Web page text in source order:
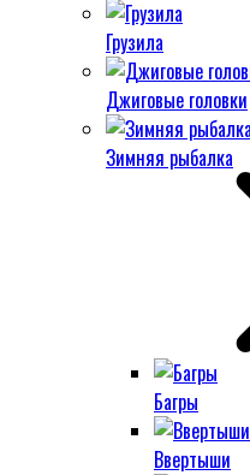
Грузила
Джиговые головки
Зимняя рыбалка
Багры
Ввертыши